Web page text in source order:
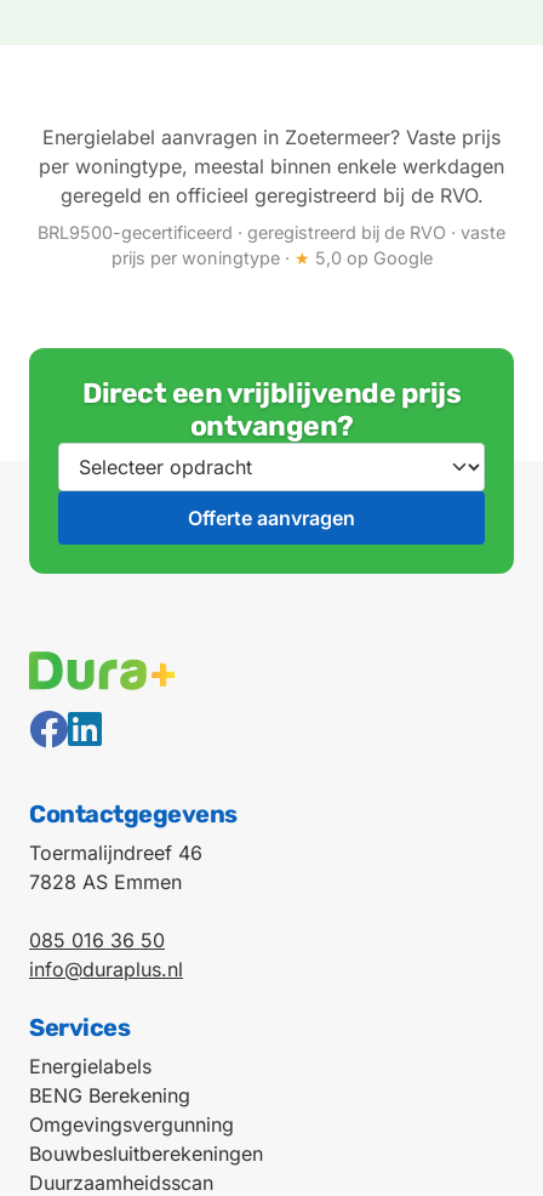
Energielabel aanvragen in Zoetermeer? Vaste prijs
per woningtype, meestal binnen enkele werkdagen
geregeld en officieel geregistreerd bij de RVO.
BRL9500-gecertificeerd · geregistreerd bij de RVO · vaste
prijs per woningtype · ★ 5,0 op Google
Direct een vrijblijvende prijs
ontvangen?
Contactgegevens
Toermalijndreef 46
7828 AS Emmen
085 016 36 50
info@duraplus.nl
Services
Energielabels
BENG Berekening
Omgevingsvergunning
Bouwbesluitberekeningen
Duurzaamheidsscan